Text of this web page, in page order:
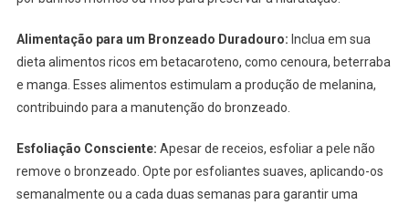
Alimentação para um Bronzeado Duradouro: Inclua em sua
dieta alimentos ricos em betacaroteno, como cenoura, beterraba
e manga. Esses alimentos estimulam a produção de melanina,
contribuindo para a manutenção do bronzeado.
Esfoliação Consciente: Apesar de receios, esfoliar a pele não
remove o bronzeado. Opte por esfoliantes suaves, aplicando-os
semanalmente ou a cada duas semanas para garantir uma